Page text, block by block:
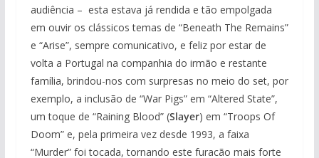
audiência – esta estava já rendida e tão empolgada
em ouvir os clássicos temas de “Beneath The Remains”
e “Arise”, sempre comunicativo, e feliz por estar de
volta a Portugal na companhia do irmão e restante
família, brindou-nos com surpresas no meio do set, por
exemplo, a inclusão de “War Pigs” em “Altered State”,
um toque de “Raining Blood” (Slayer) em “Troops Of
Doom” e, pela primeira vez desde 1993, a faixa
“Murder” foi tocada, tornando este furacão mais forte